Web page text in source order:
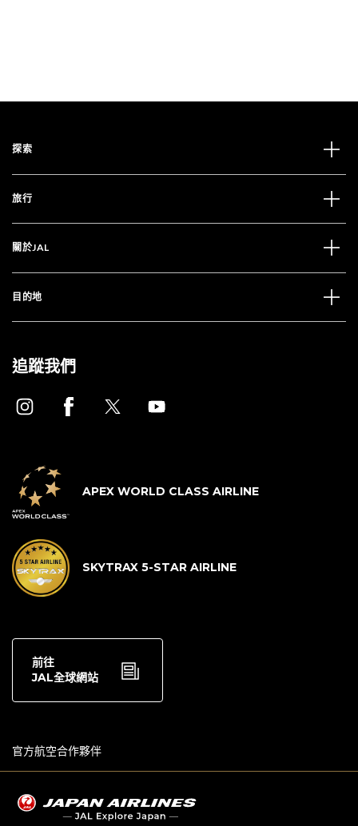
探索
旅行
關於JAL
目的地
追蹤我們
APEX WORLD CLASS AIRLINE
SKYTRAX 5-STAR AIRLINE
前往
JAL全球網站
官方航空合作夥伴